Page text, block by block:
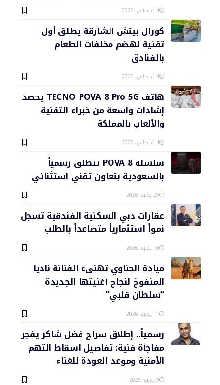
4 أغسطس، 2026
كورال بيتش الشارقة يطلق أول
تقنية لهضم مخلفات الطعام
بالفنادق
4 أغسطس، 2026
هاتف TECNO POVA 8 Pro 5G يحصد
إشادات واسعة من خبراء التقنية
والألعاب بالمملكة
4 أغسطس، 2026
سلسلة POVA 8 تنطلق رسمياً
بالسعودية بتعاون تقني استثنائي
29 يوليو، 2026
عقارات دبي السكنية الفندقية تسجل
نمواً استثمارياً متصاعداً بالطلب
16 يوليو، 2026
ميادة الحناوي تهنىء الفنانة ناديا
المنفوخ لنجاح أغنيتها الجديدة
“سلطان قلبي”
11 يوليو، 2026
رسمياً.. إطلاق سراح فضل شاكر يفجر
مفاجأة فنية: تفاصيل إسقاط التهم
الأمنية وموعد العودة للغناء
9 يوليو، 2026